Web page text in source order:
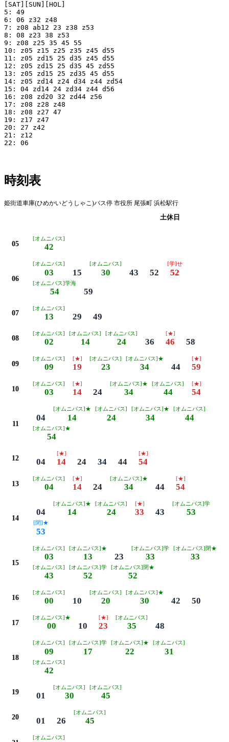
[SAT][SUN][HOL]
5: 49
6: 06 z32 z48
7: z08 ab12 23 z38 z53
8: 08 z23 38 z53
9: z08 z25 35 45 55
10: z05 z15 z25 z35 z45 d55
11: z05 zd15 25 d35 z45 d55
12: z05 zd15 25 d35 45 zd55
13: z05 zd15 25 zd35 45 d55
14: z05 zd14 z24 d34 z44 zd54
15: 04 zd14 24 zd34 z44 d56
16: z08 zd20 32 zd44 z56
17: z08 z28 z48
18: z08 z27 47
19: z17 z47
20: 27 z42
21: z12
22: 06
時刻表
姫街道車庫(ひめかいどうしゃこ)バス停 市役所 尾張町 浜松駅行
土休日
05
[オムニバス]
42
06
[オムニバス]
03 15
[オムニバス]
30 43 52
[学]せ
52
[オムニバス]学海
54 59
07
[オムニバス]
13 29 49
08
[オムニバス]
02
[オムニバス]
14
[オムニバス]
24 36
[★]
46 58
09
[オムニバス]
09
[★]
19
[オムニバス]
23
[オムニバス]★
34 44
[★]
59
10
[オムニバス]
03
[★]
14 24
[オムニバス]★
34
[オムニバス]
44
[★]
54
11
04
[オムニバス]★
14
[オムニバス]
24
[オムニバス]★
34
[オムニバス]
44
[オムニバス]★
54
12 04
[★]
14 24 34 44
[★]
54
13
[オムニバス]
04
[★]
14 24
[オムニバス]★
34 44
[★]
54
14
04
[オムニバス]★
14
[オムニバス]
24
[★]
33 43
[オムニバス]学
53
[閉]★
53
15
[オムニバス]
03
[オムニバス]★
13 23
[オムニバス]学
33
[オムニバス]閉★
33
[オムニバス]
43
[オムニバス]学
52
[オムニバス]閉★
52
16
[オムニバス]
00 10
[オムニバス]
20
[オムニバス]★
30 42 50
17
[オムニバス]★
00 10
[★]
23
[オムニバス]
35 48
18
[オムニバス]
09
[オムニバス]学
17
[オムニバス]★
22
[オムニバス]
31
[オムニバス]
42
19 01
[オムニバス]
30
[オムニバス]
45
20 01 26
[オムニバス]
45
[オムニバス]